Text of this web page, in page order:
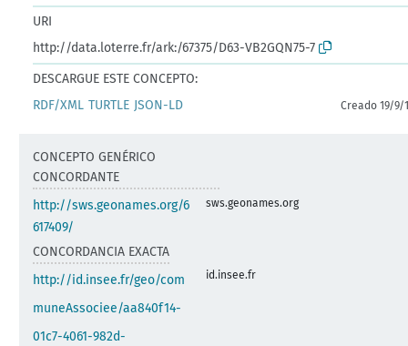
URI
http://data.loterre.fr/ark:/67375/D63-VB2GQN75-7
DESCARGUE ESTE CONCEPTO:
RDF/XML TURTLE JSON-LD Creado 19/9/
CONCEPTO GENÉRICO
CONCORDANTE
http://sws.geonames.org/6
617409/
sws.geonames.org
CONCORDANCIA EXACTA
http://id.insee.fr/geo/com
muneAssociee/aa840f14-
01c7-4061-982d-
id.insee.fr